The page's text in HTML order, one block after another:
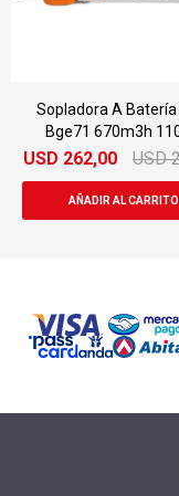
Motosierra Stihl
31.8cc
USD 282,00 USD